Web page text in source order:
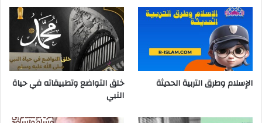
الإسلام وطرق التربية الحديثة
خلق التواضع وتطبيقاته في حياة
النبي